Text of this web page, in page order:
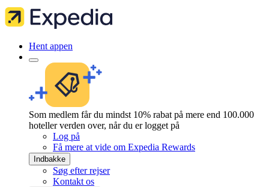
Hent appen
Som medlem får du mindst 10% rabat på mere end 100.000
hoteller verden over, når du er logget på
Log på
Få mere at vide om Expedia Rewards
Indbakke
Søg efter rejser
Kontakt os